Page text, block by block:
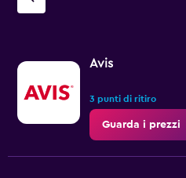
Avis
3 punti di ritiro
Guarda i prezzi